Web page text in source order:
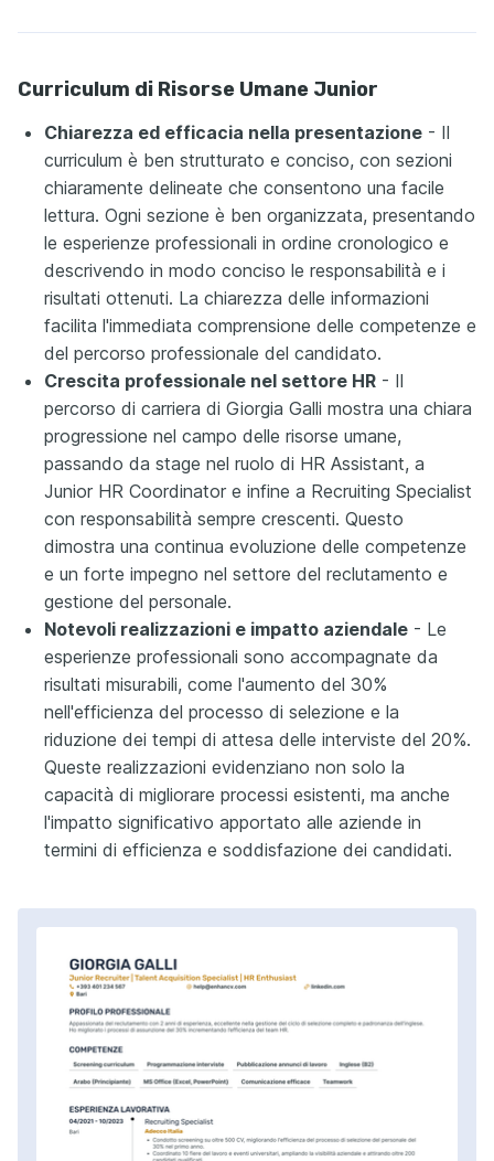
Curriculum di Risorse Umane Junior
Chiarezza ed efficacia nella presentazione - Il
curriculum è ben strutturato e conciso, con sezioni
chiaramente delineate che consentono una facile
lettura. Ogni sezione è ben organizzata, presentando
le esperienze professionali in ordine cronologico e
descrivendo in modo conciso le responsabilità e i
risultati ottenuti. La chiarezza delle informazioni
facilita l'immediata comprensione delle competenze e
del percorso professionale del candidato.
Crescita professionale nel settore HR - Il
percorso di carriera di Giorgia Galli mostra una chiara
progressione nel campo delle risorse umane,
passando da stage nel ruolo di HR Assistant, a
Junior HR Coordinator e infine a Recruiting Specialist
con responsabilità sempre crescenti. Questo
dimostra una continua evoluzione delle competenze
e un forte impegno nel settore del reclutamento e
gestione del personale.
Notevoli realizzazioni e impatto aziendale - Le
esperienze professionali sono accompagnate da
risultati misurabili, come l'aumento del 30%
nell'efficienza del processo di selezione e la
riduzione dei tempi di attesa delle interviste del 20%.
Queste realizzazioni evidenziano non solo la
capacità di migliorare processi esistenti, ma anche
l'impatto significativo apportato alle aziende in
termini di efficienza e soddisfazione dei candidati.